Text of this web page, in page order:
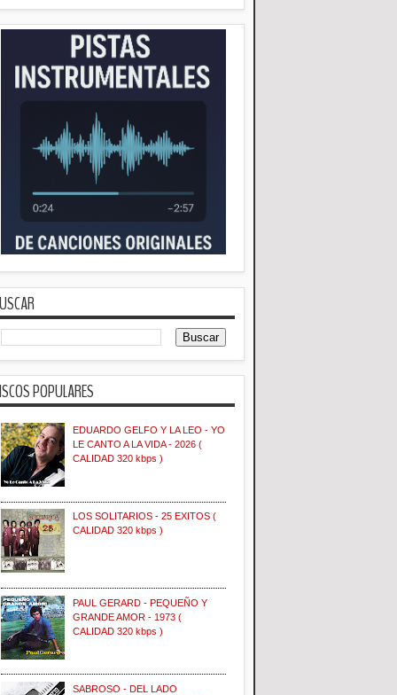
POPULARES
EDUARDO GELFO Y LA LEO - YO
LE CANTO A LA VIDA - 2026 (
CALIDAD 320 kbps )
LOS SOLITARIOS - 25 EXITOS (
CALIDAD 320 kbps )
PAUL GERARD - PEQUEÑO Y
GRANDE AMOR - 1973 (
CALIDAD 320 kbps )
SABROSO - DEL LADO